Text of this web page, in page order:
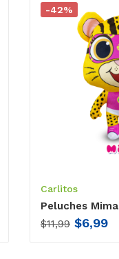
-42%
Carlitos
Peluches Mima
$11,99 $6,99